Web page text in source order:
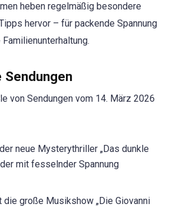
heben regelmäßig besondere
hervor – für packende Spannung
von Sendungen vom 14. März 2026
neue Mysterythriller „Das dunkle
mit fesselnder Spannung
die große Musikshow „Die Giovanni